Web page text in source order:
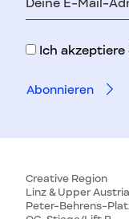
Mail-
Ich akzeptiere
Creative Region
Linz & Upper
Peter-Behrens-